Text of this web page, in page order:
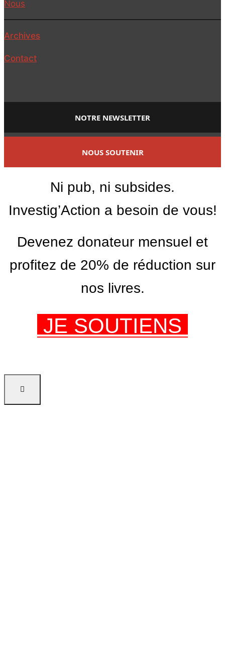
Nous
Archives
Contact
NOTRE NEWSLETTER
NOUS SOUTENIR
Ni pub, ni subsides.
Investig’Action a besoin de vous!
Devenez donateur mensuel et
profitez de 20% de réduction sur
nos livres.
JE SOUTIENS